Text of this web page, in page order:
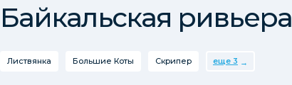
Байкальская ривьера
Листвянка Большие Коты Скрипер еще 3